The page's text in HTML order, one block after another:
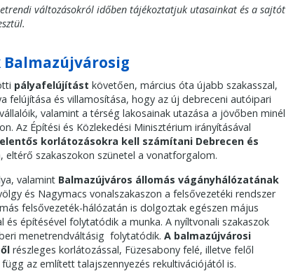
változásokról időben tájékoztatjuk utasainkat és a sajtót
pályafelújítást követően, március óta újabb szakasszal,
felújítása és villamosítása, hogy az új debreceni autóipari
valamint a térség lakosainak utazása a jövőben minél
Az Építési és Közlekedési Minisztérium irányításával
korlátozásokra kell számítani Debrecen és
szakaszokon szünetel a vonatforgalom.
valamint Balmazújváros állomás vágányhálózatának
és Nagymacs vonalszakaszon a felsővezetéki rendszer
felsővezeték-hálózatán is dolgoztak egészen május
építésével folytatódik a munka. A nyíltvonali szakaszok
menetrendváltásig folytatódik. A balmazújvárosi
részleges korlátozással, Füzesabony felé, illetve felől
az említett talajszennyezés rekultivációjától is.